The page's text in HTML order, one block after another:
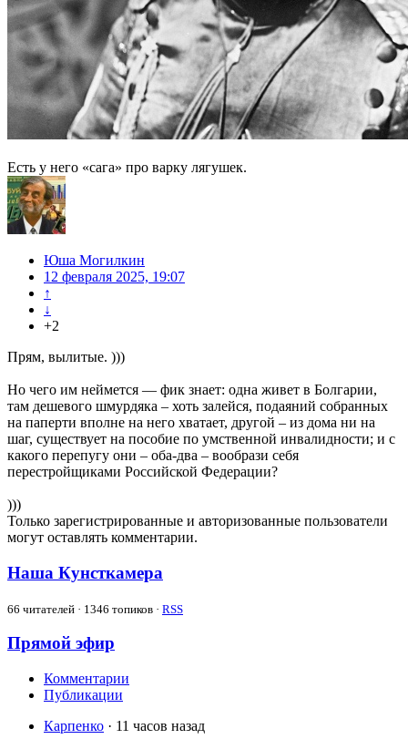
Есть у него «сага» про варку лягушек.
Юша Могилкин
12 февраля 2025, 19:07
↑
↓
+2
Прям, вылитые. )))
Но чего им неймется — фик знает: одна живет в Болгарии,
там дешевого шмурдяка – хоть залейся, подаяний собранных
на паперти вполне на него хватает, другой – из дома ни на
шаг, существует на пособие по умственной инвалидности; и с
какого перепугу они – оба-два – вообрази себя
перестройщиками Российской Федерации?
)))
Только зарегистрированные и авторизованные пользователи
могут оставлять комментарии.
Наша Кунсткамера
66 читателей · 1346 топиков · RSS
Прямой эфир
Комментарии
Публикации
Карпенко · 11 часов назад